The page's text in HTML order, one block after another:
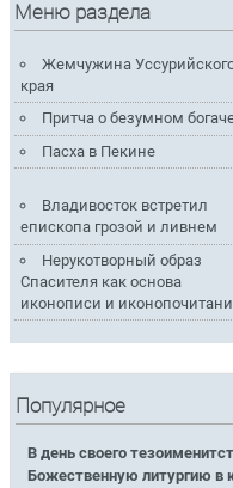
Меню раздела
Жемчужина
края
Притча о безумном
Пасха в Пекине
Владивосток встретил
епископа грозой и ливнем
Нерукотворный образ
Спасителя как основа
иконописи и
Популярное
В день своего
Божественную литургию в